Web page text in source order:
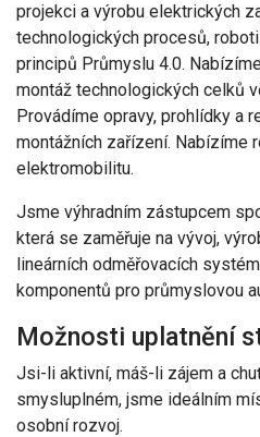
projekci a výrobu elektrických
technologických procesů,
principů Průmyslu 4.0.
montáž technologických celků
Provádíme opravy, prohlídky a
montážních zařízení. Nabízíme
elektromobilitu.
Jsme výhradním zástupcem
která se zaměřuje na vývoj,
lineárních odměřovacích
komponentů pro průmyslovou
Možnosti uplatnění
Jsi-li aktivní, máš-li zájem a
smysluplném, jsme ideálním
osobní rozvoj.